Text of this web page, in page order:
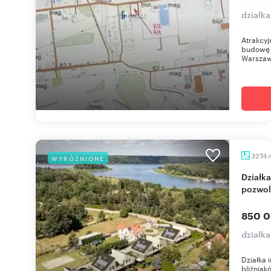
WYRÓŻNIONE 3274
Działka pod 8 bliźniaków z mediami i
850